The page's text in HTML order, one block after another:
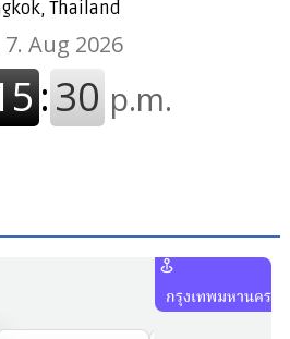
Thailand